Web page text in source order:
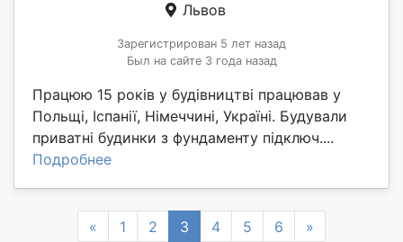
Львов
Зарегистрирован 5 лет назад
Был на сайте 3 года назад
Працюю 15 років у будівництві працював у
Польщі, Іспанії, Німеччині, Україні. Будували
приватні будинки з фундаменту підключ....
Подробнее
« Previous
1 2 3 4 5 6 »